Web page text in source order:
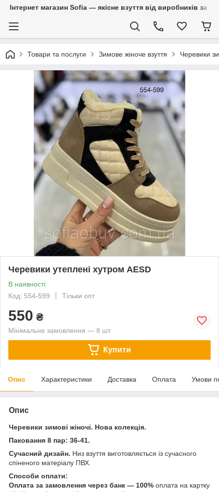
Інтернет магазин Sofia — якісне взуття від виробників за
Товари та послуги Зимове жіноче взуття Черевики
Черевики утеплені хутром AESD
В наявності
Код: 554-599
Тільки опт
550 ₴
Мінімальне замовлення — 8 шт.
Купити
Опис Характеристики Доставка Оплата Умови
Опис
Черевики зимові жіночі. Нова колекція.
Паковання 8 пар: 36-41.
Сучасний дизайн. Низ взуття виготовляється із сучасного
спіненого матеріалу ПВХ.
Способи оплати:
Оплата за замовлення через банк — 100% оплата на картку